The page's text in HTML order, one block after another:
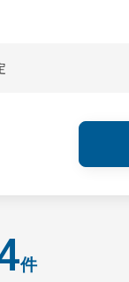
件